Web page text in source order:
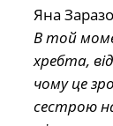
Яна
В той
хребта,
чому це
сестрою